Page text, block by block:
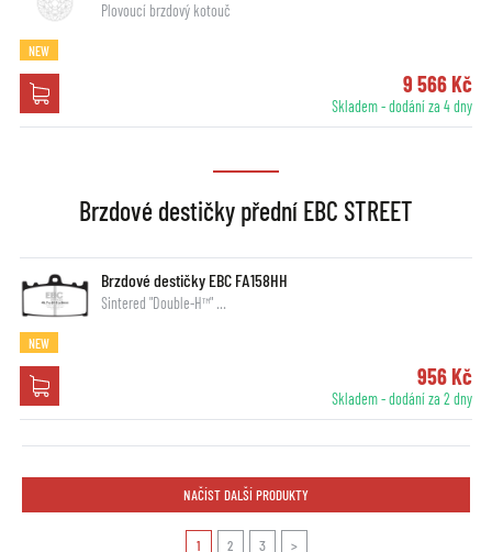
Plovoucí brzdový kotouč
NEW
9 566 Kč
Skladem - dodání za 4 dny
Brzdové destičky přední EBC STREET
Brzdové destičky EBC FA158HH
Sintered "Double-H™" …
NEW
956 Kč
Skladem - dodání za 2 dny
NAČÍST DALŠÍ PRODUKTY
1 2 3 >